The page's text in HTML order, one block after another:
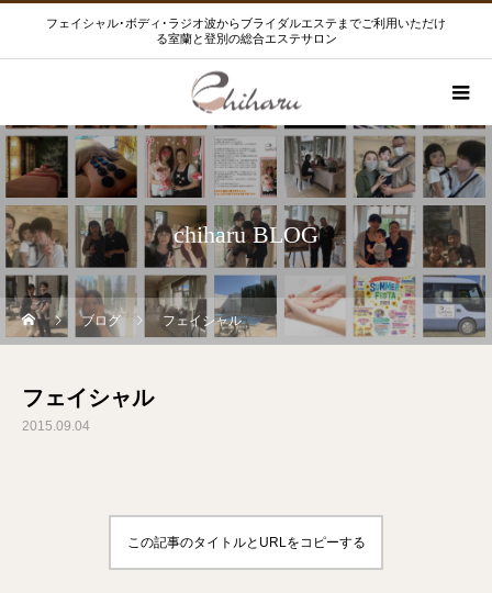
フェイシャル･ボディ･ラジオ波からブライダルエステまでご利用いただけ
る室蘭と登別の総合エステサロン
chiharu BLOG
ブログ フェイシャル
フェイシャル
2015.09.04
この記事のタイトルとURLをコピーする